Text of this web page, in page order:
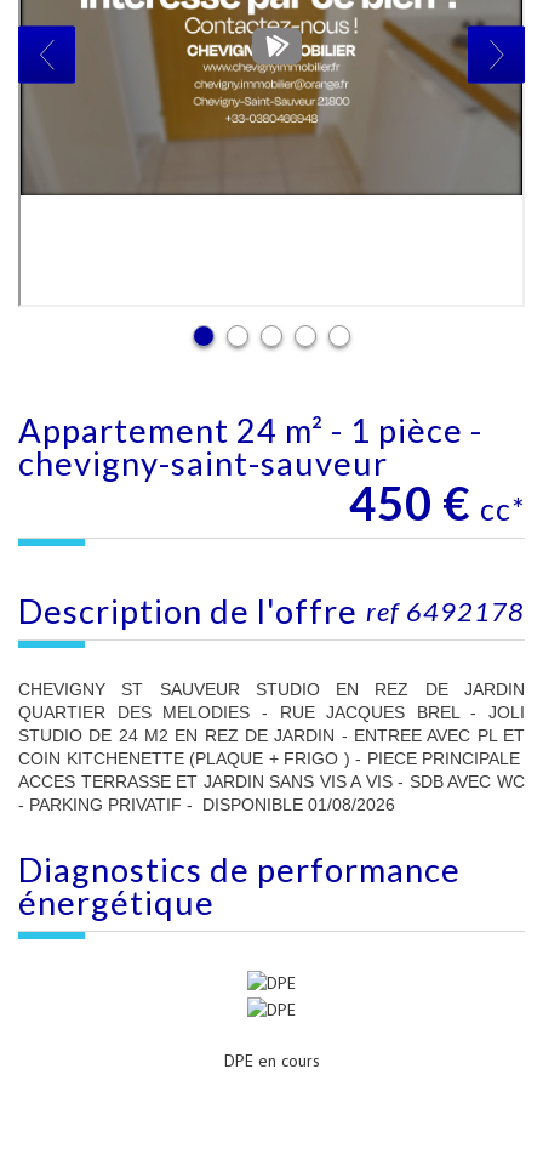
appartement 24 m² - 1 pièce -
chevigny-saint-sauveur
450 € cc*
description de l'offre ref 6492178
CHEVIGNY ST SAUVEUR STUDIO EN REZ DE JARDIN
QUARTIER DES MELODIES - RUE JACQUES BREL - JOLI
STUDIO DE 24 M2 EN REZ DE JARDIN - ENTREE AVEC PL ET
COIN KITCHENETTE (PLAQUE + FRIGO ) - PIECE PRINCIPALE
ACCES TERRASSE ET JARDIN SANS VIS A VIS - SDB AVEC WC
- PARKING PRIVATIF - DISPONIBLE 01/08/2026
diagnostics de performance
énergétique
DPE en cours